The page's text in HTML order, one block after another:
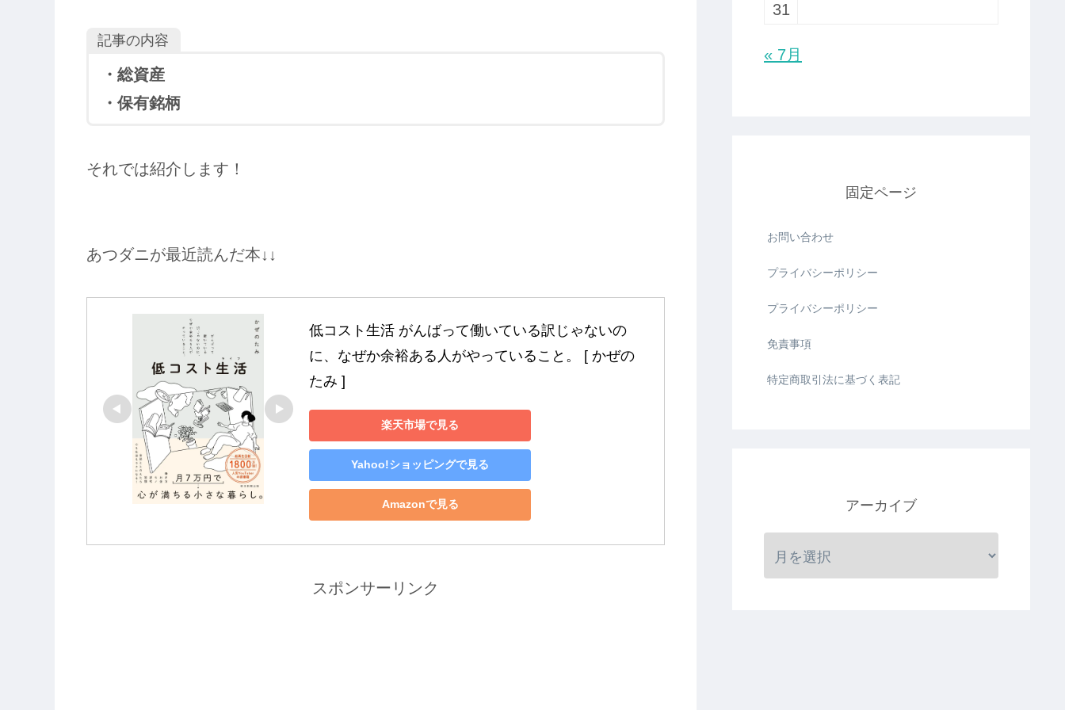
記事の内容
・総資産
・保有銘柄
それでは紹介します！
あつダニが最近読んだ本↓↓
低コスト生活 がんばって働いている訳じゃないの
に、なぜか余裕ある人がやっていること。 [ かぜの
たみ ]
楽天市場で見る
Yahoo!ショッピングで見る
Amazonで見る
スポンサーリンク
31
« 7月
固定ページ
お問い合わせ
プライバシーポリシー
プライバシーポリシー
免責事項
特定商取引法に基づく表記
アーカイブ